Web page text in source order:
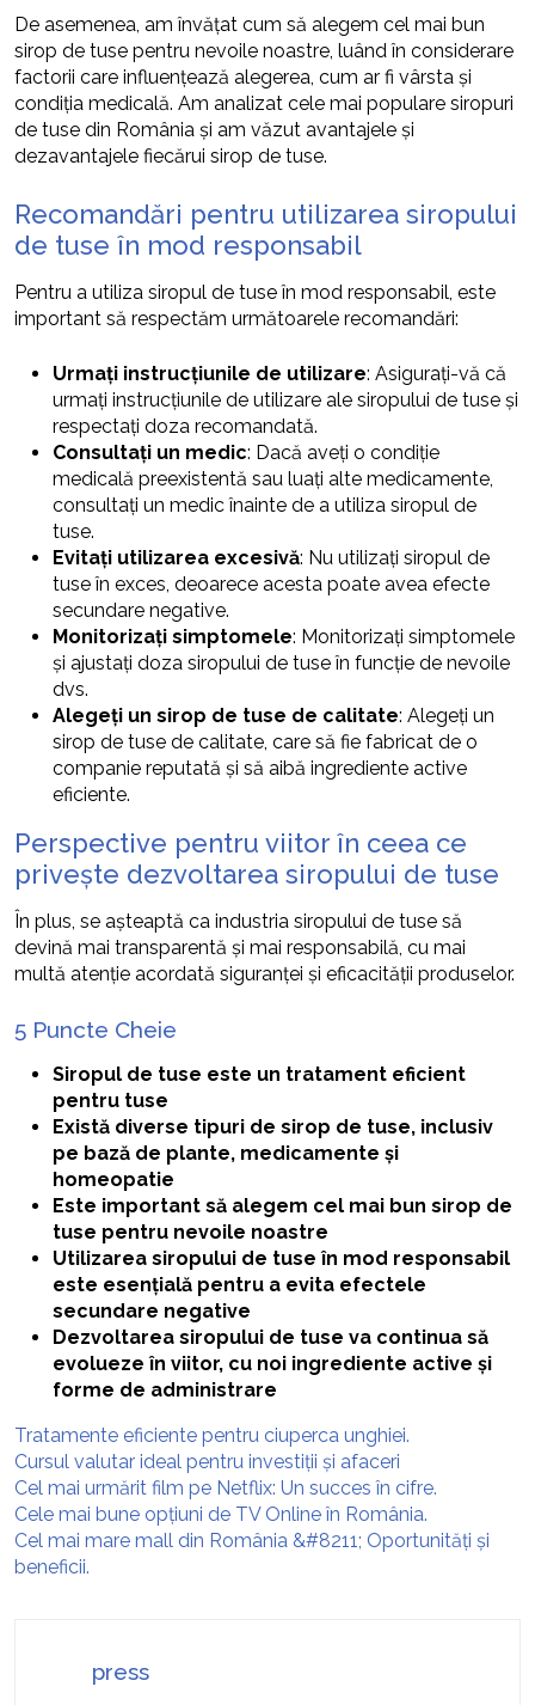
De asemenea, am învățat cum să alegem cel mai bun
sirop de tuse pentru nevoile noastre, luând în considerare
factorii care influențează alegerea, cum ar fi vârsta și
condiția medicală. Am analizat cele mai populare siropuri
de tuse din România și am văzut avantajele și
dezavantajele fiecărui sirop de tuse.
Recomandări pentru utilizarea siropului
de tuse în mod responsabil
Pentru a utiliza siropul de tuse în mod responsabil, este
important să respectăm următoarele recomandări:
Urmați instrucțiunile de utilizare: Asigurați-vă că
urmați instrucțiunile de utilizare ale siropului de tuse și
respectați doza recomandată.
Consultați un medic: Dacă aveți o condiție
medicală preexistentă sau luați alte medicamente,
consultați un medic înainte de a utiliza siropul de
tuse.
Evitați utilizarea excesivă: Nu utilizați siropul de
tuse în exces, deoarece acesta poate avea efecte
secundare negative.
Monitorizați simptomele: Monitorizați simptomele
și ajustați doza siropului de tuse în funcție de nevoile
dvs.
Alegeți un sirop de tuse de calitate: Alegeți un
sirop de tuse de calitate, care să fie fabricat de o
companie reputată și să aibă ingrediente active
eficiente.
Perspective pentru viitor în ceea ce
privește dezvoltarea siropului de tuse
În plus, se așteaptă ca industria siropului de tuse să
devină mai transparentă și mai responsabilă, cu mai
multă atenție acordată siguranței și eficacității produselor.
5 Puncte Cheie
Siropul de tuse este un tratament eficient
pentru tuse
Există diverse tipuri de sirop de tuse, inclusiv
pe bază de plante, medicamente și
homeopatie
Este important să alegem cel mai bun sirop de
tuse pentru nevoile noastre
Utilizarea siropului de tuse în mod responsabil
este esențială pentru a evita efectele
secundare negative
Dezvoltarea siropului de tuse va continua să
evolueze în viitor, cu noi ingrediente active și
forme de administrare
Tratamente eficiente pentru ciuperca unghiei.
Cursul valutar ideal pentru investiții și afaceri
Cel mai urmărit film pe Netflix: Un succes în cifre.
Cele mai bune opțiuni de TV Online în România.
Cel mai mare mall din România &#8211; Oportunități și
beneficii.
press